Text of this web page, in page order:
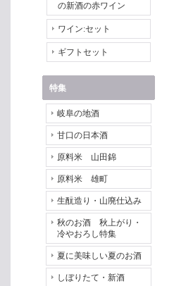
の新酒の赤ワイン
ワイン:セット
ギフトセット
特集
岐阜の地酒
甘口の日本酒
原料米 山田錦
原料米 雄町
生酛造り・山廃仕込み
秋のお酒 秋上がり・
冷やおろし特集
夏に美味しい夏のお酒
しぼりたて・新酒